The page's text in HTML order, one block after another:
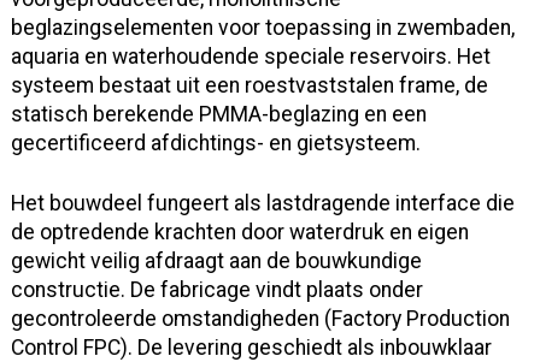
beglazingselementen voor toepassing in zwembaden,
aquaria en waterhoudende speciale reservoirs. Het
systeem bestaat uit een roestvaststalen frame, de
statisch berekende PMMA-beglazing en een
gecertificeerd afdichtings- en gietsysteem.
Het bouwdeel fungeert als lastdragende interface die
de optredende krachten door waterdruk en eigen
gewicht veilig afdraagt aan de bouwkundige
constructie. De fabricage vindt plaats onder
gecontroleerde omstandigheden (Factory Production
Control FPC). De levering geschiedt als inbouwklaar